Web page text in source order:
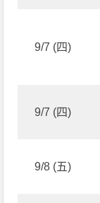
9/7 (四)
9/7 (四)
9/8 (五)